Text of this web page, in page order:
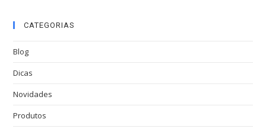
CATEGORIAS
Blog
Dicas
Novidades
Produtos